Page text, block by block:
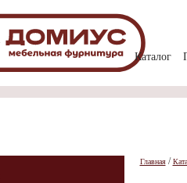
Каталог
Главная/